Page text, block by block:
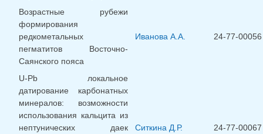
Возрастные рубежи
формирования
редкометальных
пегматитов Восточно-
Саянского пояса
Иванова А.А. 24-77-00056
U-Pb локальное
датирование карбонатных
минералов: возможности
использования кальцита из
нептунических даек
Ситкина Д.Р. 24-77-00067